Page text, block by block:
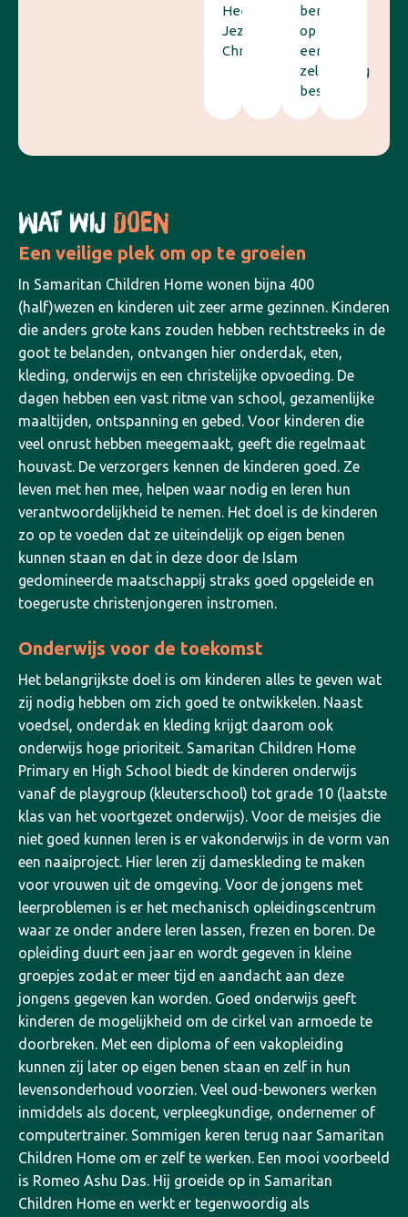
Heere
Jezus
Christus.
bereiden
op
een
zelfstandig
bestaan.
WAT WIJ DOEN
Een veilige plek om op te groeien
In Samaritan Children Home wonen bijna 400
(half)wezen en kinderen uit zeer arme gezinnen. Kinderen
die anders grote kans zouden hebben rechtstreeks in de
goot te belanden, ontvangen hier onderdak, eten,
kleding, onderwijs en een christelijke opvoeding. De
dagen hebben een vast ritme van school, gezamenlijke
maaltijden, ontspanning en gebed. Voor kinderen die
veel onrust hebben meegemaakt, geeft die regelmaat
houvast. De verzorgers kennen de kinderen goed. Ze
leven met hen mee, helpen waar nodig en leren hun
verantwoordelijkheid te nemen. Het doel is de kinderen
zo op te voeden dat ze uiteindelijk op eigen benen
kunnen staan en dat in deze door de Islam
gedomineerde maatschappij straks goed opgeleide en
toegeruste christenjongeren instromen.
Onderwijs voor de toekomst
Het belangrijkste doel is om kinderen alles te geven wat
zij nodig hebben om zich goed te ontwikkelen. Naast
voedsel, onderdak en kleding krijgt daarom ook
onderwijs hoge prioriteit. Samaritan Children Home
Primary en High School biedt de kinderen onderwijs
vanaf de playgroup (kleuterschool) tot grade 10 (laatste
klas van het voortgezet onderwijs). Voor de meisjes die
niet goed kunnen leren is er vakonderwijs in de vorm van
een naaiproject. Hier leren zij dameskleding te maken
voor vrouwen uit de omgeving. Voor de jongens met
leerproblemen is er het mechanisch opleidingscentrum
waar ze onder andere leren lassen, frezen en boren. De
opleiding duurt een jaar en wordt gegeven in kleine
groepjes zodat er meer tijd en aandacht aan deze
jongens gegeven kan worden. Goed onderwijs geeft
kinderen de mogelijkheid om de cirkel van armoede te
doorbreken. Met een diploma of een vakopleiding
kunnen zij later op eigen benen staan en zelf in hun
levensonderhoud voorzien. Veel oud-bewoners werken
inmiddels als docent, verpleegkundige, ondernemer of
computertrainer. Sommigen keren terug naar Samaritan
Children Home om er zelf te werken. Een mooi voorbeeld
is Romeo Ashu Das. Hij groeide op in Samaritan
Children Home en werkt er tegenwoordig als